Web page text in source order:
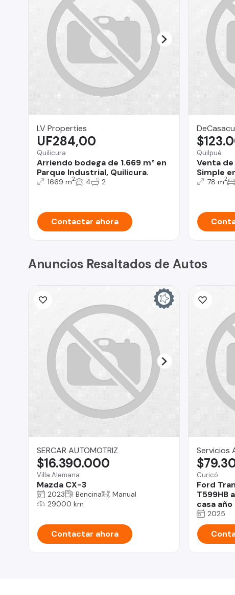
LV Properties
Quilicura
Arriendo bodega de 1.669 m² en
Parque Industrial, Quilicura.
UF284,00
1669 m2 4 2
Contactar ahora
Quilpué
Venta
Simple
78 m2
Anuncios Resaltados de Autos
SERCAR AUTOMOTRIZ
Villa Alemana
Mazda CX-3
$16.390.000
2023 Bencina
Manual
29000 km
Contactar ahora
Servicios
Curicó
Ford
T599HB
casa
2025